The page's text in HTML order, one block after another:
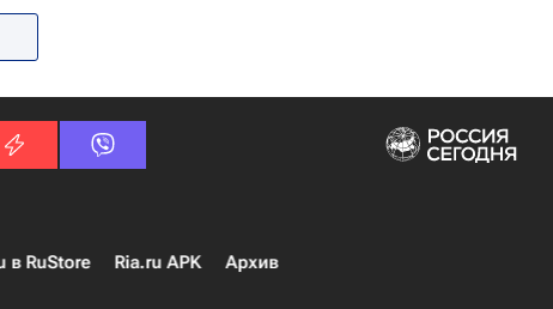
в RuStore Ria.ru APK Архив